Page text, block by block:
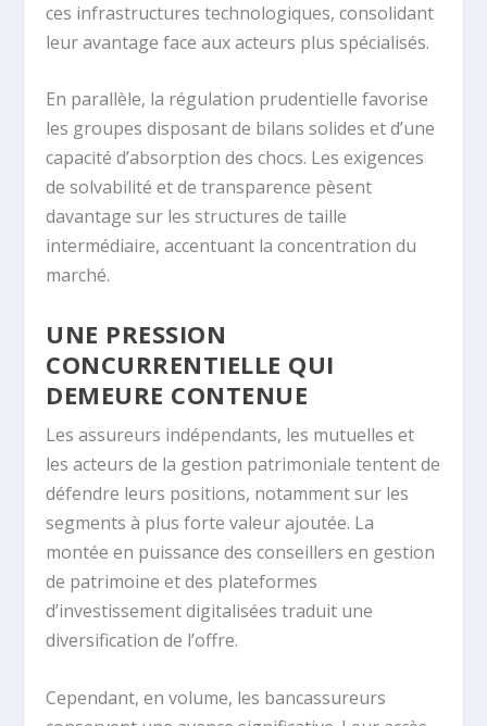
ces infrastructures technologiques, consolidant
leur avantage face aux acteurs plus spécialisés.
En parallèle, la régulation prudentielle favorise
les groupes disposant de bilans solides et d’une
capacité d’absorption des chocs. Les exigences
de solvabilité et de transparence pèsent
davantage sur les structures de taille
intermédiaire, accentuant la concentration du
marché.
UNE PRESSION
CONCURRENTIELLE QUI
DEMEURE CONTENUE
Les assureurs indépendants, les mutuelles et
les acteurs de la gestion patrimoniale tentent de
défendre leurs positions, notamment sur les
segments à plus forte valeur ajoutée. La
montée en puissance des conseillers en gestion
de patrimoine et des plateformes
d’investissement digitalisées traduit une
diversification de l’offre.
Cependant, en volume, les bancassureurs